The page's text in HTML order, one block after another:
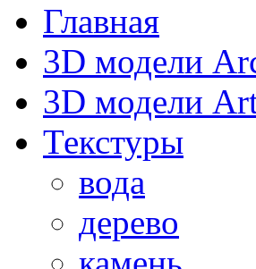
Главная
3D модели
3D модели
Текстуры
вода
дерево